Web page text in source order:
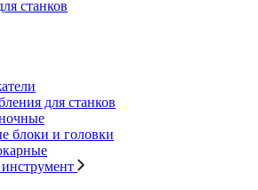
станков
для станков
блоки и головки